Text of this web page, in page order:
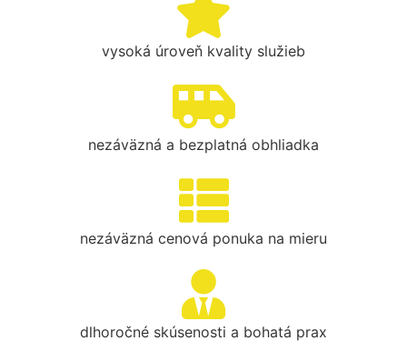
vysoká úroveň kvality služieb
nezáväzná a bezplatná obhliadka
nezáväzná cenová ponuka na mieru
dlhoročné skúsenosti a bohatá prax